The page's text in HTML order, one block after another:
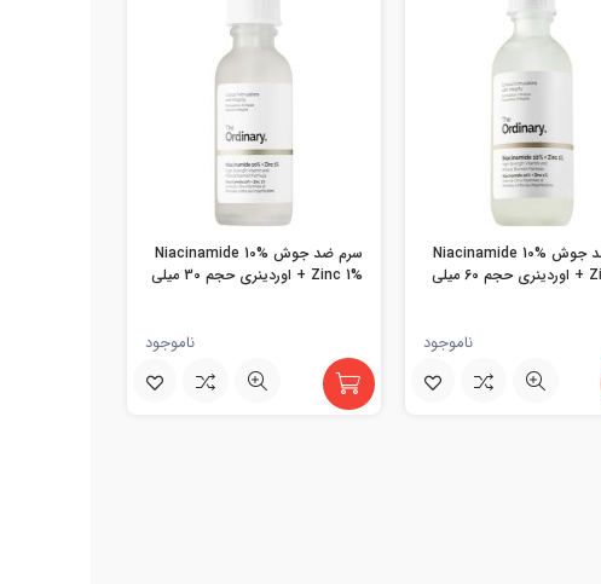
سرم ضد جوش Niacinamide 10%
+ Zinc 1% اوردینری حجم 60 میلی
ناموجود
سرم ضد جوش Niacinamide 10%
+ Zinc 1% اوردینری حجم 30 میلی
ناموجود